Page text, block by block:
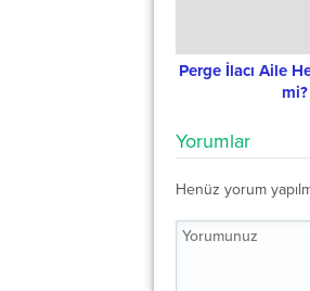
Perge İlacı Aile
mi?
Yorumlar
Henüz yorum